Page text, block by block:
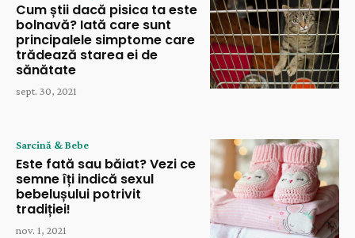
Cum știi dacă pisica ta este
bolnavă? Iată care sunt
principalele simptome care
trădează starea ei de
sănătate
sept. 30, 2021
Sarcină & Bebe
Este fată sau băiat? Vezi ce
semne îți indică sexul
bebelușului potrivit
tradiției!
nov. 1, 2021